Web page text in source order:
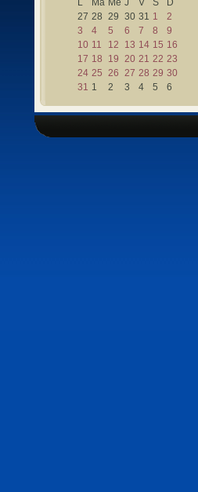
L
Ma Mè J V S
D
27 28 29 30 31 1
2
3
4 5 6 7 8
9
10 11 12 13 14 15 16
17 18 19 20 21 22 23
24 25 26 27 28 29 30
31 1 2 3 4 5 6